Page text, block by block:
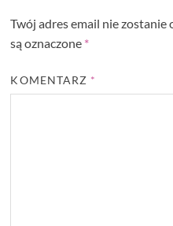
Twój adres email nie zostanie
są oznaczone *
KOMENTARZ *